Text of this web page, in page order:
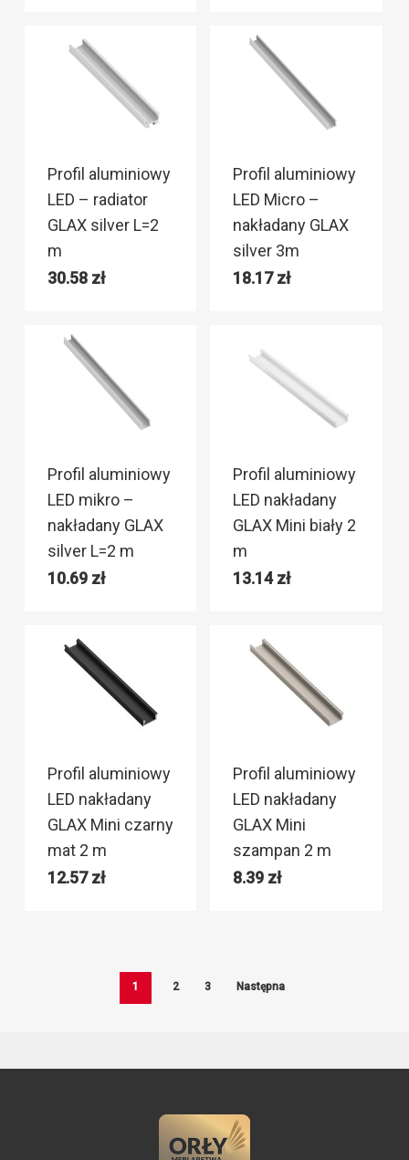
Profil aluminiowy
LED – radiator
GLAX silver L=2
m
30.58 zł
Profil aluminiowy
LED Micro –
nakładany GLAX
silver 3m
18.17zł
Profil aluminiowy
LED mikro –
nakładany GLAX
silver L=2 m
10.69 zł
Profil aluminiowy
LED nakładany
GLAX Mini biały 2
m
13.14zł
Profil aluminiowy
LED nakładany
GLAX Mini czarny
mat 2 m
12.57zł
Profil aluminiowy
LED nakładany
GLAX Mini
szampan 2 m
8.39 zł
1 2 3 Następna